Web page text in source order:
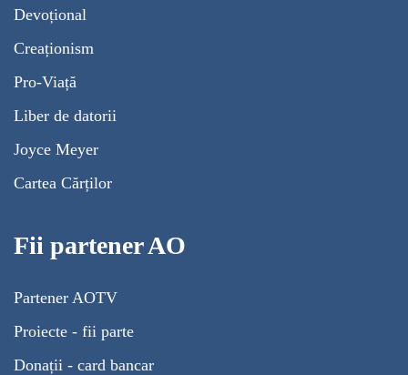
Devoțional
Creaționism
Pro-Viață
Liber de datorii
Joyce Meyer
Cartea Cărților
Fii partener AO
Partener AOTV
Proiecte - fii parte
Donații - card bancar